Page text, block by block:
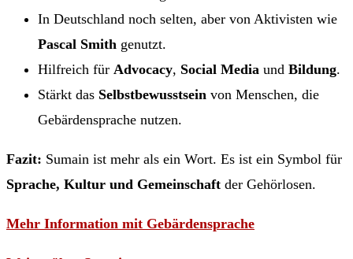
In Deutschland noch selten, aber von Aktivisten wie
Pascal Smith genutzt.
Hilfreich für Advocacy, Social Media und Bildung.
Stärkt das Selbstbewusstsein von Menschen, die
Gebärdensprache nutzen.
Fazit: Sumain ist mehr als ein Wort. Es ist ein Symbol für
Sprache, Kultur und Gemeinschaft der Gehörlosen.
Mehr Information mit Gebärdensprache